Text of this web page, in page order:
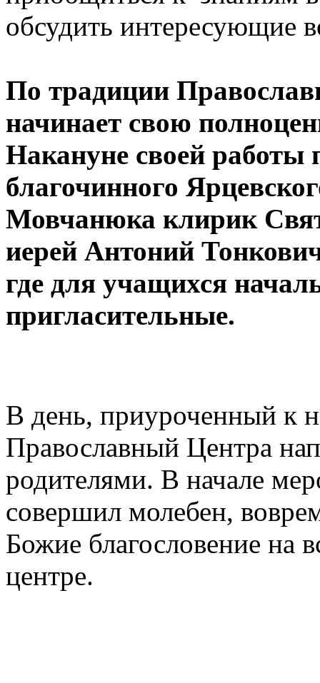
обсудить интересующие
По традиции
начинает свою
Накануне своей работы
благочинного
Мовчанюка клирик
иерей Антоний
где для учащихся
пригласительные.
В день, приуроченный к
Православный Центра
родителями. В начале
совершил молебен,
Божие благословение на
центре.